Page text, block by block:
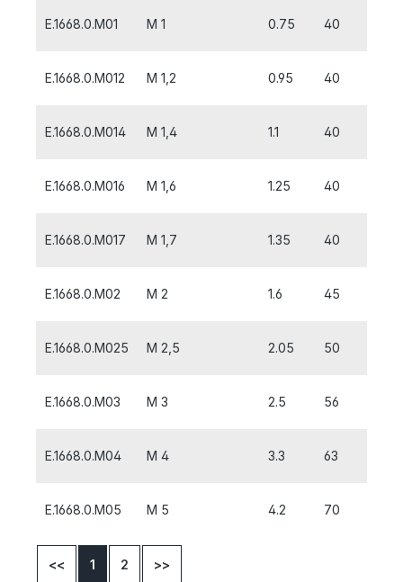
E.1668.0.M01 M 1 0.75 40
E.1668.0.M012 M 1,2 0.95 40
E.1668.0.M014 M 1,4 1.1 40
E.1668.0.M016 M 1,6 1.25 40
E.1668.0.M017 M 1,7 1.35 40
E.1668.0.M02 M 2 1.6 45
E.1668.0.M025 M 2,5 2.05 50
E.1668.0.M03 M 3 2.5 56
E.1668.0.M04 M 4 3.3 63
E.1668.0.M05 M 5 4.2 70
<< 1 2 >>